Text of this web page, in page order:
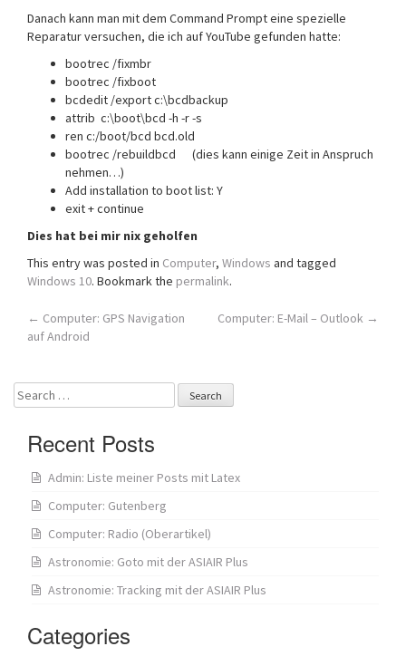
Danach kann man mit dem Command Prompt eine spezielle
Reparatur versuchen, die ich auf YouTube gefunden hatte:
bootrec /fixmbr
bootrec /fixboot
bcdedit /export c:\bcdbackup
attrib c:\boot\bcd -h -r -s
ren c:/boot/bcd bcd.old
bootrec /rebuildbcd (dies kann einige Zeit in Anspruch
nehmen…)
Add installation to boot list: Y
exit + continue
Dies hat bei mir nix geholfen
This entry was posted in Computer, Windows and tagged
Windows 10. Bookmark the permalink.
Post
← Computer: GPS Navigation
auf Android
Computer: E-Mail – Outlook →
Search
for:
Recent Posts
Admin: Liste meiner Posts mit Latex
Computer: Gutenberg
Computer: Radio (Oberartikel)
Astronomie: Goto mit der ASIAIR Plus
Astronomie: Tracking mit der ASIAIR Plus
Categories